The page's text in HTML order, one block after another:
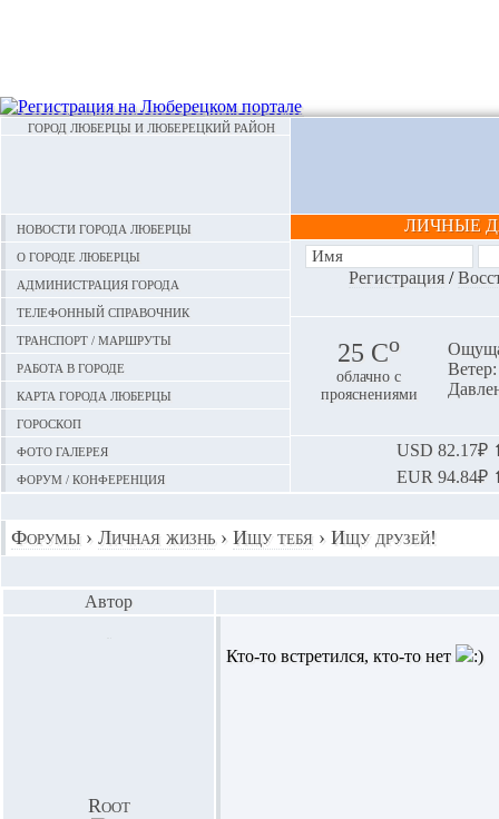
ГОРОД ЛЮБЕРЦЫ И ЛЮБЕРЕЦКИЙ РАЙОН
Новости города Люберцы
О городе Люберцы
Администрация города
Телефонный справочник
Транспорт / маршруты
Работа в городе
Карта города Люберцы
Гороскоп
Фото галерея
Форум / конференция
ЛИЧНЫЕ
Регистрация/
25 Сo
облачно с
прояснениями
USD 82.17₽
EUR 94.84₽
Форумы › Личная жизнь › Ищу тебя › Ищу друзей!
Автор
Root
Кто-то встретился, кто-то нет